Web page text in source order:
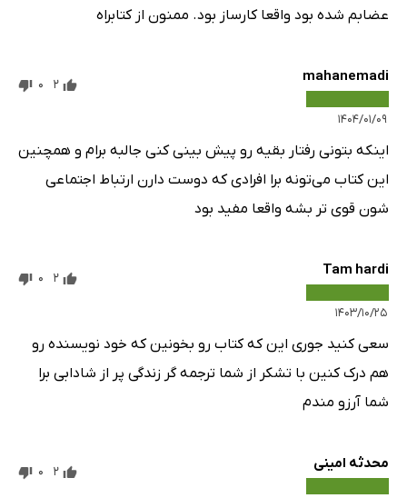
عضابم شده بود واقعا کارساز بود. ممنون از کتابراه
mahanemadi
۱۴۰۴/۰۱/۰۹
2
0
اینکه بتونی رفتار بقیه رو پیش بینی کنی جالبه برام و همچنین
این کتاب می‌تونه برا افرادی که دوست دارن ارتباط اجتماعی
شون قوی تر بشه واقعا مفید بود
Tam hardi
۱۴۰۳/۱۰/۲۵
2
0
سعی کنید جوری این که کتاب رو بخونین که خود نویسنده رو
هم درک کنین با تشکر از شما ترجمه گر زندگی پر از شادابی برا
شما آرزو مندم
محدثه امینی 2
0